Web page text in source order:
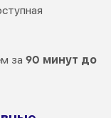
за 90 минут до